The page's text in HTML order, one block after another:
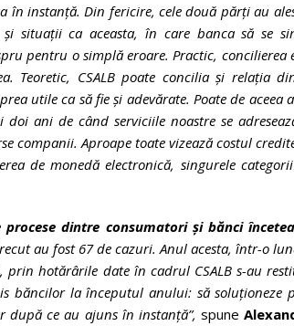
în instanță. Din fericire, cele două părți au
situații ca aceasta, în care banca să se
pentru o simplă eroare. Practic, concilierea
Teoretic, CSALB poate concilia și relația
utile ca să fie și adevărate. Poate de aceea
ani de când serviciile noastre se
companii. Aproape toate vizează costul
de monedă electronică, singurele
dintre consumatori și bănci
au fost 67 de cazuri. Anul acesta, într-o
prin hotărârile date în cadrul CSALB s-au
băncilor la începutul anului: să soluționeze
ce au ajuns în instanță”, spune